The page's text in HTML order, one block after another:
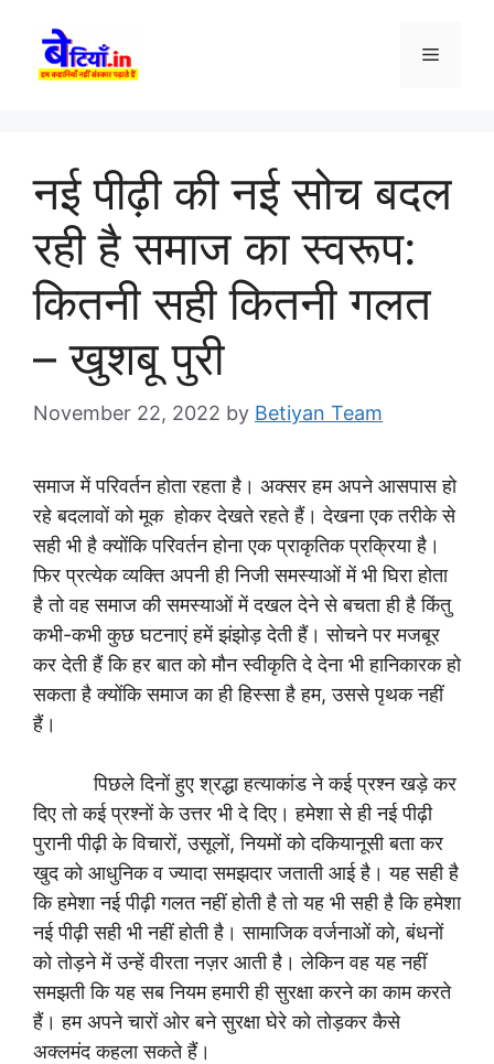
content
Menu
नई पीढ़ी की नई सोच बदल
रही है समाज का स्वरूप:
कितनी सही कितनी गलत
– खुशबू पुरी
November 22, 2022 by Betiyan Team
समाज में परिवर्तन होता रहता है। अक्सर हम अपने आसपास हो
रहे बदलावों को मूक होकर देखते रहते हैं। देखना एक तरीके से
सही भी है क्योंकि परिवर्तन होना एक प्राकृतिक प्रक्रिया है।
फिर प्रत्येक व्यक्ति अपनी ही निजी समस्याओं में भी घिरा होता
है तो वह समाज की समस्याओं में दखल देने से बचता ही है किंतु
कभी-कभी कुछ घटनाएं हमें झंझोड़ देती हैं। सोचने पर मजबूर
कर देती हैं कि हर बात को मौन स्वीकृति दे देना भी हानिकारक हो
सकता है क्योंकि समाज का ही हिस्सा है हम, उससे पृथक नहीं
हैं।
पिछले दिनों हुए श्रद्धा हत्याकांड ने कई प्रश्न खड़े कर
दिए तो कई प्रश्नों के उत्तर भी दे दिए। हमेशा से ही नई पीढ़ी
पुरानी पीढ़ी के विचारों, उसूलों, नियमों को दकियानूसी बता कर
खुद को आधुनिक व ज्यादा समझदार जताती आई है। यह सही है
कि हमेशा नई पीढ़ी गलत नहीं होती है तो यह भी सही है कि हमेशा
नई पीढ़ी सही भी नहीं होती है। सामाजिक वर्जनाओं को, बंधनों
को तोड़ने में उन्हें वीरता नज़र आती है। लेकिन वह यह नहीं
समझती कि यह सब नियम हमारी ही सुरक्षा करने का काम करते
हैं। हम अपने चारों ओर बने सुरक्षा घेरे को तोड़कर कैसे
अक्लमंद कहला सकते हैं।